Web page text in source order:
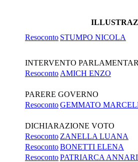
Resoconto STUMPO NICOLA
INTERVENTO
Resoconto AMICH ENZO
PARERE GOVERNO
ResocontoGEMMATO
DICHIARAZIONE VOTO
Resoconto ZANELLA LUANA
ResocontoBONETTI ELENA
ResocontoPATRIARCA